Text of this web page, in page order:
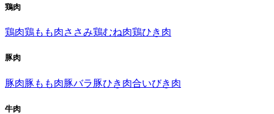
鶏肉
鶏肉鶏もも肉ささみ鶏むね肉鶏ひき肉
豚肉
豚肉豚もも肉豚バラ豚ひき肉合いびき肉
牛肉